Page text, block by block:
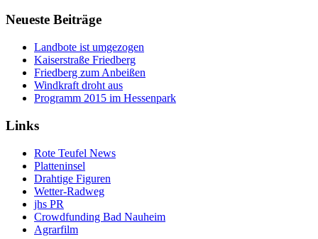
Neueste Beiträge
Landbote ist umgezogen
Kaiserstraße Friedberg
Friedberg zum Anbeißen
Windkraft droht aus
Programm 2015 im Hessenpark
Links
Rote Teufel News
Platteninsel
Drahtige Figuren
Wetter-Radweg
jhs PR
Crowdfunding Bad Nauheim
Agrarfilm